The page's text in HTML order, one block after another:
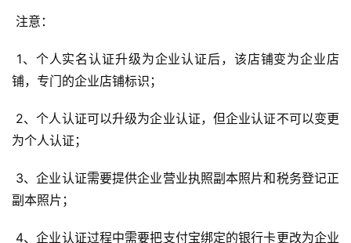
电
商
运
播
带
货
登录
注意：
铺，专门的企业店铺标识；
为个人认证；
副本照片；